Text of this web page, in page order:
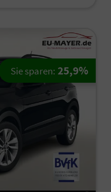
Sie sparen: 25,9%